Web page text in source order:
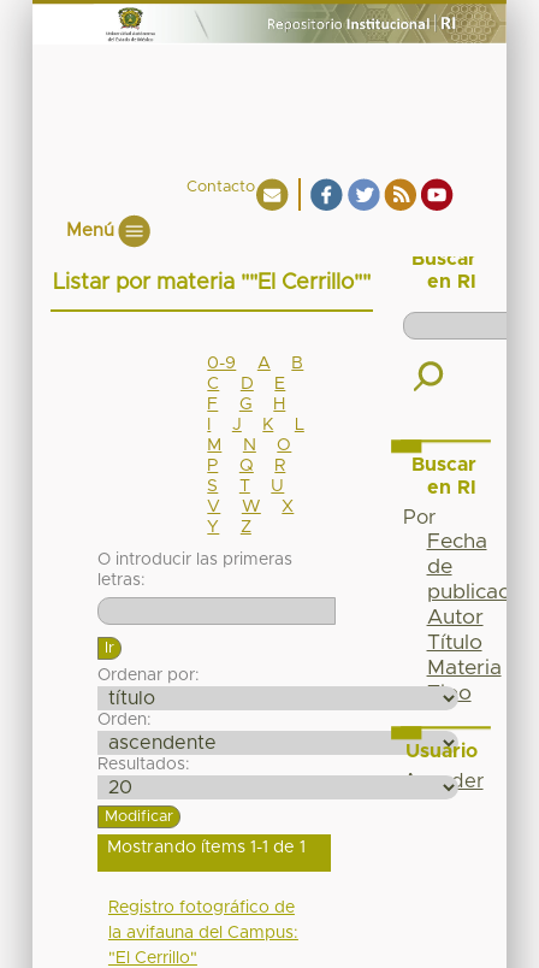
Contacto
Menú
Listar por materia ""El Cerrillo""
0-9 A
B
C
D
E
F
G
H
J K
M
N
O
P
Q
R
S
T
U
V
W
X
Y
Z
O introducir las primeras
letras:
Ordenar por:
Orden:
Resultados:
Mostrando ítems 1-1 de 1
Registro fotográfico de
la avifauna del Campus:
"El Cerrillo"
Buscar
en RI
Buscar
en RI
Por
Fecha
de
publicación
Autor
Título
Materia
Tipo
Usuario
Acceder